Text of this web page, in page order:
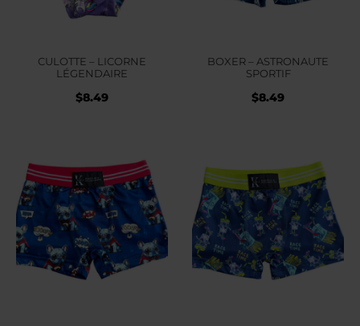
CULOTTE – LICORNE
LÉGENDAIRE
$8.49
BOXER – ASTRONAUTE
SPORTIF
$8.49